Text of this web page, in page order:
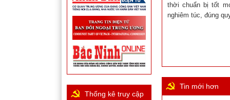
thời chuẩn bị tốt
nghiêm túc, đúng
Tin mới hơn
Thống kê truy cập